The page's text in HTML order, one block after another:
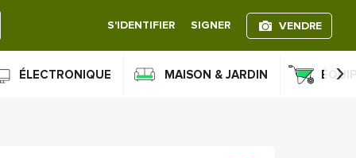
S'IDENTIFIER SIGNER VENDRE
ÉLECTRONIQUE MAISON & JARDIN ›